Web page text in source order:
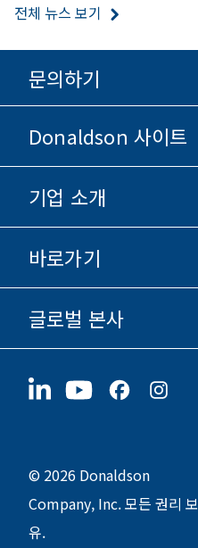
전체 뉴스 보기
문의하기
Donaldson 사이트
Donaldson 생명과학
Donaldson 쇼핑
기업 소개
기업 정보
윤리 및 준법 경영
채용 정보
바로가기
투자자 정보
협력업체
지속가능성
글로벌 본사
1400 W 94th Street
© 2026 Donaldson
Company, Inc. 모든 권리 보
유.